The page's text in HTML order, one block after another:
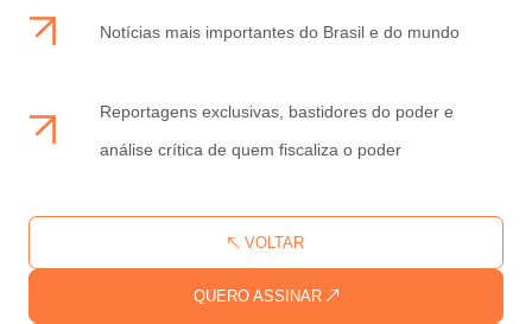
Notícias mais importantes do Brasil e do mundo
Reportagens exclusivas, bastidores do poder e
análise crítica de quem fiscaliza o poder
QUERO ASSINAR
VOLTAR